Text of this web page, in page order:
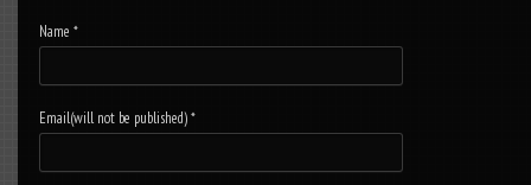
Name*
Email(will not be published)*